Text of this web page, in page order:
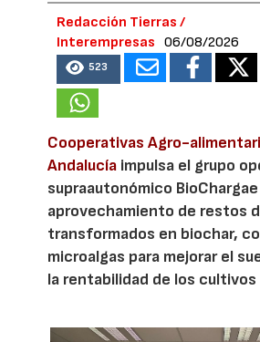
Redacción Tierras /
Interempresas
06/08/2026
523
Cooperativas Agro-
Andalucía impulsa el grupo
supraautonómico
aprovechamiento de restos
transformados en biochar,
microalgas para mejorar el
la rentabilidad de los cultivos